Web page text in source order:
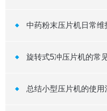
中药粉末压片机日常
旋转式5冲压片机的常
总结小型压片机的使用